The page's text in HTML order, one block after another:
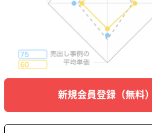
新規会員登録 （無料）